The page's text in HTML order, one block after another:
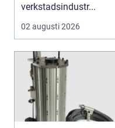
verkstadsindustr...
02 augusti 2026